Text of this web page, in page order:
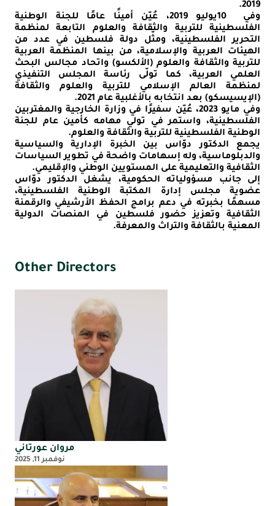
Other Directors
مروان عورتاني
نوفمبر 11, 2025
2019.
وفي
10
يوليو 2019، عُيّن أمينًا عامًا للجنة الوطنية
الفلسطينية للتربية والثقافة والعلوم التابعة لمنظمة
التحرير الفلسطينية، ومثّل دولة فلسطين في عدد من
الهيئات العربية والإسلامية، من بينها المنظمة العربية
للتربية والثقافة والعلوم (الألكسو) واتحاد مجالس البحث
العلمي العربية، كما تولّى رئاسة المجلس التنفيذي
لمنظمة العالم الإسلامي للتربية والعلوم والثقافة
(الإيسيسكو) بعد انتخابه بالأغلبية عام 2021
.
وفي مايو 2023، عُيّن سفيرًا في وزارة الخارجية والمغتربين
الفلسطينية، واستمر في تولي مهامه كأمين عام للجنة
الوطنية الفلسطينية للتربية والثقافة والعلوم.
يجمع الدكتور دوّاس بين الخبرة الإدارية والسياسية
والدبلوماسية، وله إسهامات واضحة في تطوير السياسات
الثقافية والتعليمية على المستويين الوطني والإقليمي.
إلى جانب مسؤولياته الحكومية، يشغل الدكتور دوّاس
عضوية مجلس إدارة المكتبة الوطنية الفلسطينية،
مسهمًا بخبرته في دعم برامج الحفظ الأرشيفي والرقمنة
الثقافية وتعزيز حضور فلسطين في المنصات الدولية
المعنية بالثقافة والتراث والمعرفة.